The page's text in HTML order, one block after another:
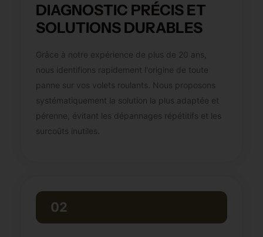
DIAGNOSTIC PRÉCIS ET
SOLUTIONS DURABLES
Grâce à notre expérience de plus de 20 ans,
nous identifions rapidement l'origine de toute
panne sur vos volets roulants. Nous proposons
systématiquement la solution la plus adaptée et
pérenne, évitant les dépannages répétitifs et les
surcoûts inutiles.
02